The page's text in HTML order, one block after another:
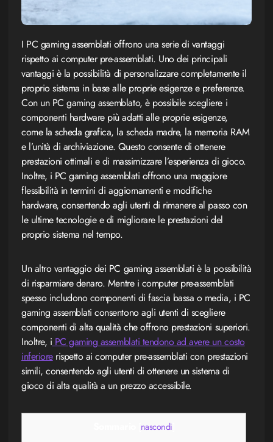
I PC gaming assemblati offrono una serie di vantaggi
rispetto ai computer pre-assemblati. Uno dei principali
vantaggi è la possibilità di personalizzare completamente il
proprio sistema in base alle proprie esigenze e preferenze.
Con un PC gaming assemblato, è possibile scegliere i
componenti hardware più adatti alle proprie esigenze,
come la scheda grafica, la scheda madre, la memoria RAM
e l’unità di archiviazione. Questo consente di ottenere
prestazioni ottimali e di massimizzare l’esperienza di gioco.
Inoltre, i PC gaming assemblati offrono una maggiore
flessibilità in termini di aggiornamenti e modifiche
hardware, consentendo agli utenti di rimanere al passo con
le ultime tecnologie e di migliorare le prestazioni del
proprio sistema nel tempo.
Un altro vantaggio dei PC gaming assemblati è la possibilità
di risparmiare denaro. Mentre i computer pre-assemblati
spesso includono componenti di fascia bassa o media, i PC
gaming assemblati consentono agli utenti di scegliere
componenti di alta qualità che offrono prestazioni superiori.
Inoltre, i PC gaming assemblati tendono ad avere un costo
inferiorerispetto ai computer pre-assemblati con prestazioni
simili, consentendo agli utenti di ottenere un sistema di
gioco di alta qualità a un prezzo accessibile.
nascondi